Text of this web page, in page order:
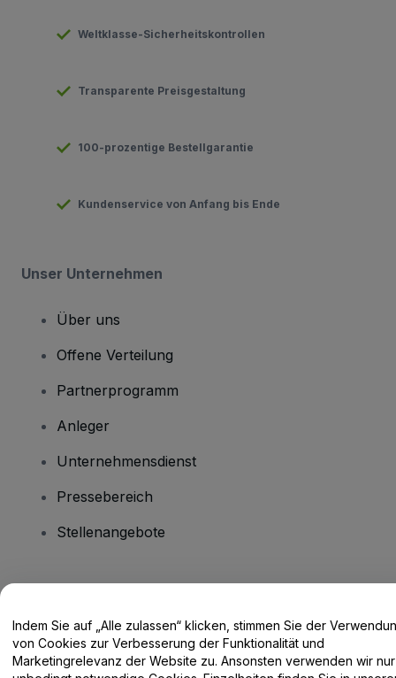
Weltklasse-Sicherheitskontrollen
Transparente Preisgestaltung
100-prozentige Bestellgarantie
Kundenservice von Anfang bis Ende
Unser Unternehmen
Über uns
Offene Verteilung
Partnerprogramm
Anleger
Unternehmensdienst
Pressebereich
Stellenangebote
Hilfe-Center / Kontakt
Indem Sie auf „Alle zulassen“ klicken, stimmen Sie der
von Cookies zur Verbesserung der Funktionalität und
Marketingrelevanz der Website zu. Ansonsten verwenden wir nur